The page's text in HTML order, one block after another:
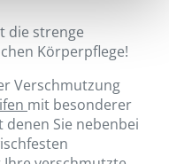
die strenge
Körperpflege!
Verschmutzung
mit besonderer
Sie nebenbei